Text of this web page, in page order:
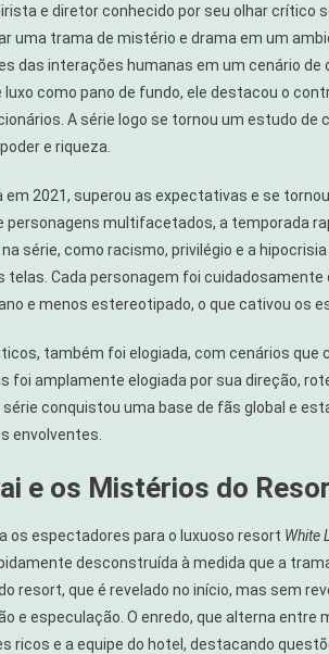
e diretor conhecido por seu olhar crítico
uma trama de mistério e drama em um
das interações humanas em um cenário de
como pano de fundo, ele destacou o
A série logo se tornou um estudo de
e riqueza.
2021, superou as expectativas e se
personagens multifacetados, a temporada
série, como racismo, privilégio e a
Cada personagem foi cuidadosamente
e menos estereotipado, o que cativou os
também foi elogiada, com cenários
amplamente elogiada por sua direção,
conquistou uma base de fãs global e
envolventes.
e os Mistérios do
os espectadores para o luxuoso resort White
desconstruída à medida que a
resort, que é revelado no início, mas sem
e especulação. O enredo, que alterna entre
ricos e a equipe do hotel, destacando